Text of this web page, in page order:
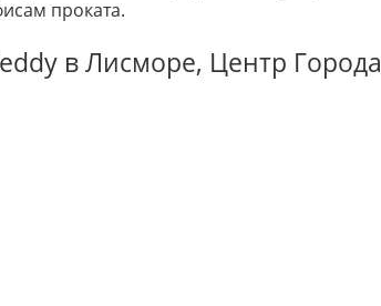
проката.
в Лисморе, Центр Города